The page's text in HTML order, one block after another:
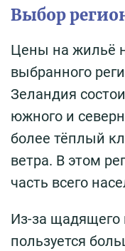
Выбор
Цены на жильё
выбранного
Зеландия
южного и
более тёплый
ветра. В этом
часть всего
Из-за щадящего
пользуется